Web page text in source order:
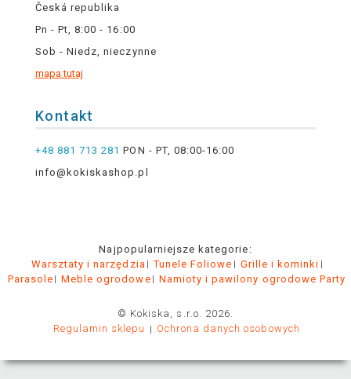
Česká republika
Pn - Pt, 8:00 - 16:00
Sob - Niedz, nieczynne
mapa tutaj
Kontakt
+48 881 713 281 PON - PT, 08:00-16:00
info@kokiskashop.pl
Najpopularniejsze kategorie:
Warsztaty i narzędzia
Tunele Foliowe
Grille i kominki
Parasole
Meble ogrodowe Namioty i pawilony ogrodowe Party
© Kokiska, s.r.o. 2026.
Regulamin sklepu
Ochrona danych osobowych